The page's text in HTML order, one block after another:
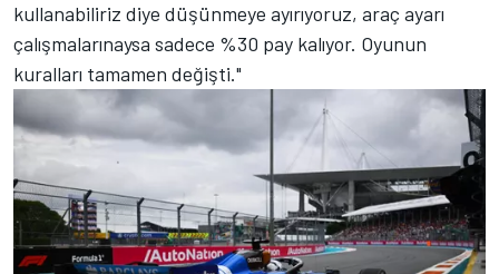
kullanabiliriz diye düşünmeye ayırıyoruz, araç ayarı
çalışmalarınaysa sadece %30 pay kalıyor. Oyunun
kuralları tamamen değişti."